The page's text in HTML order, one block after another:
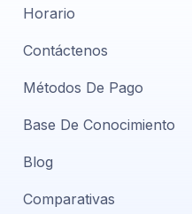
Horario
Contáctenos
Métodos De Pago
Base De Conocimiento
Blog
Comparativas